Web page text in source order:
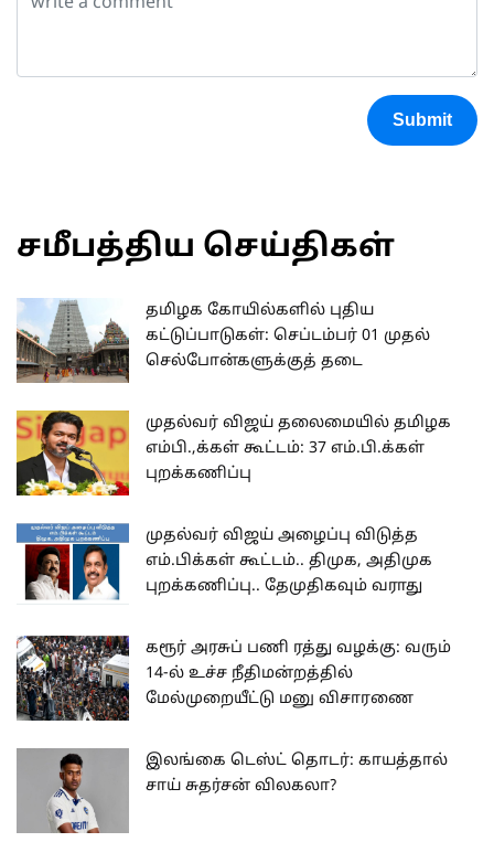
Submit
சமீபத்திய செய்திகள்
தமிழக கோயில்களில் புதிய
கட்டுப்பாடுகள்: செப்டம்பர் 01 முதல்
செல்போன்களுக்குத் தடை
முதல்வர் விஜய் தலைமையில் தமிழக
எம்பி.,க்கள் கூட்டம்: 37 எம்.பி.க்கள்
புறக்கணிப்பு
முதல்வர் விஜய் அழைப்பு விடுத்த
எம்.பிக்கள் கூட்டம்.. திமுக, அதிமுக
புறக்கணிப்பு.. தேமுதிகவும் வராது
கரூர் அரசுப் பணி ரத்து வழக்கு: வரும்
14-ல் உச்ச நீதிமன்றத்தில்
மேல்முறையீட்டு மனு விசாரணை
இலங்கை டெஸ்ட் தொடர்: காயத்தால்
சாய் சுதர்சன் விலகலா?